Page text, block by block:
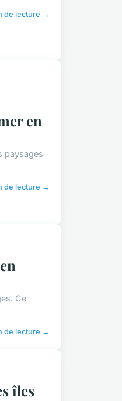
de lecture →
en
paysages
de lecture →
Ce
de lecture →
îles